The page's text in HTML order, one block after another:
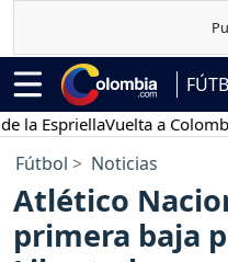
Vuelta a Colombia
Fútbol Noticias
Atlético
primera baja